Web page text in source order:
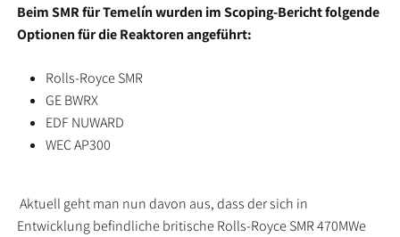
Beim SMR für Temelín wurden im Scoping-Bericht folgende
Optionen für die Reaktoren angeführt:
Rolls-Royce SMR
GE BWRX
EDF NUWARD
WEC AP300
Aktuell geht man nun davon aus, dass der sich in
Entwicklung befindliche britische Rolls-Royce SMR 470MWe